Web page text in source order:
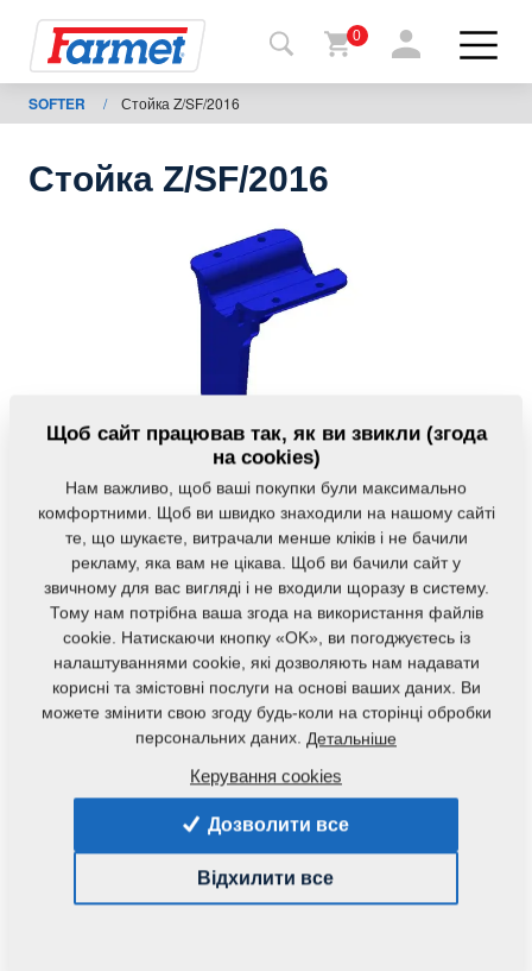
Назад
на
0
SOFTER / Стойка Z/SF/2016
Стойка Z/SF/2016
Код продукту: 3008387
Початковий каталоговий номер: 3004017
Дана запасна частина також застосовується і для
наступного обладнання:
SOFTER
Щоб сайт працював так, як ви звикли (згода
на cookies)
Нам важливо, щоб ваші покупки були максимально
комфортними. Щоб ви швидко знаходили на нашому сайті
те, що шукаєте, витрачали менше кліків і не бачили
рекламу, яка вам не цікава. Щоб ви бачили сайт у
звичному для вас вигляді і не входили щоразу в систему.
Тому нам потрібна ваша згода на використання файлів
cookie. Натискаючи кнопку «OK», ви погоджуєтесь із
налаштуваннями cookie, які дозволяють нам надавати
корисні та змістовні послуги на основі ваших даних. Ви
можете змінити свою згоду будь-коли на сторінці обробки
персональних даних. Детальніше
Керування cookies
Дозволити все
Відхилити все